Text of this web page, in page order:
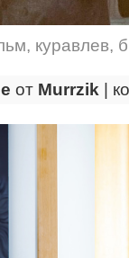
, куравлев,
от Murrzik